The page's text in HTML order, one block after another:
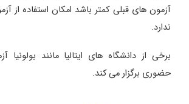
آزمون های قبلی کمتر باشد امکان استفاده از
ندارد.
برخی از دانشگاه های ایتالیا مانند
حضوری برگزار می کند.